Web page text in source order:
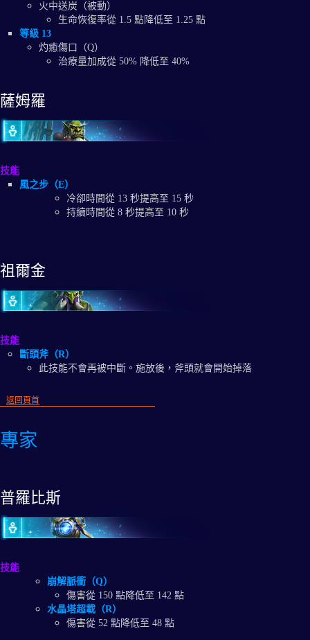
火中送炭（被動）
生命恢復率從 1.5 點降低至 1.25 點
等級 13
灼癒傷口（Q）
治療量加成從 50% 降低至 40%
薩姆羅
技能
風之步（E）
冷卻時間從 13 秒提高至 15 秒
持續時間從 8 秒提高至 10 秒
祖爾金
技能
斷頭斧（R）
此技能不會再被中斷。施放後，斧頭就會開始掉落
返回頁首
專家
普羅比斯
技能
崩解脈衝（Q）
傷害從 150 點降低至 142 點
水晶塔超載（R）
傷害從 52 點降低至 48 點